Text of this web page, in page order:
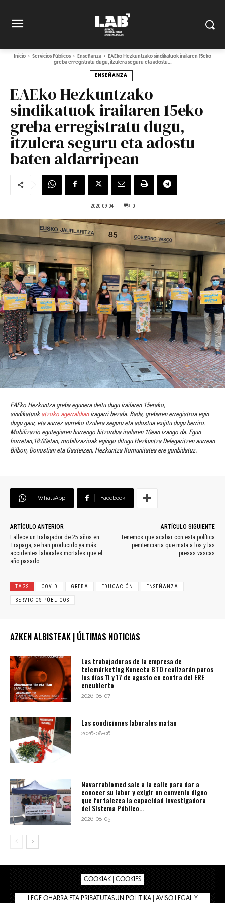
Inicio Servicios Públicos Enseñanza
EAEko Hezkuntzako sindikatuok irailaren 15eko
greba erregistratu dugu, itzulera seguru eta adostu...
ENSEÑANZA
EAEko Hezkuntzako
sindikatuok irailaren 15eko
greba erregistratu dugu,
itzulera seguru eta adostu
baten aldarripean
2020-09-04 0
EAEko Hezkuntza greba egunera deitu dugu irailaren 15erako,
sindikatuok atzoko agerraldianiragarri bezala. Bada, grebaren erregistroa egin
dugu gaur, eta aurrez aurreko itzulera seguru eta adostua exijitu dugu berriro.
Mobilizazio egutegiaren hurrengo hitzordua irailaren 10ean izango da. Egun
horretan,18:00etan, mobilizazioak egingo ditugu Hezkuntza Delegaritzen aurrean
Bilbon, Donostian eta Gasteizen, Hezkuntza Komunitatea ere gonbidatuz.
WhatsApp Facebook
ARTÍCULO ANTERIOR
Fallece un trabajador de 25 años en
Trapaga; se han producido ya más
accidentes laborales mortales que el
año pasado
ARTÍCULO SIGUIENTE
Tenemos que acabar con esta política
penitenciaria que mata a los y las
presas vascas
TAGS COVID GREBA EDUCACIÓN ENSEÑANZA
SERVICIOS PÚBLICOS
AZKEN ALBISTEAK | ÚLTIMAS NOTICIAS
Las trabajadoras de la empresa de
telemárketing Konecta BTO realizarán paros
los días 11 y 17 de agosto en contra del ERE
encubierto
2026-08-07
Las condiciones laborales matan
2026-08-06
Navarrabiomed sale a la calle para dar a
conocer su labor y exigir un convenio digno
que fortalezca la capacidad investigadora
del Sistema Público...
2026-08-05
COOKIAK | COOKIES
LEGE OHARRA ETA PRIBATUTASUN POLITIKA | AVISO LEGAL Y